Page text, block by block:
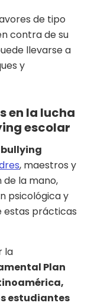
de tipo
contra de su
llevarse a
y
en la lucha
escolar
, maestros y
la mano,
psicológica y
estas prácticas
la
Plan
estudiantes